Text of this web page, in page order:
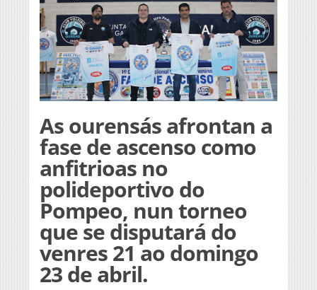
As ourensás afrontan a
fase de ascenso como
anfitrioas no
polideportivo do
Pompeo, nun torneo
que se disputará do
venres 21 ao domingo
23 de abril.